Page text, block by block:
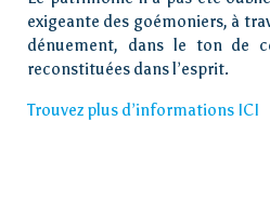
exigeante des goémoniers, à
dénuement, dans le ton de
reconstituées dans l’esprit.
Trouvez plus d’informations ICI